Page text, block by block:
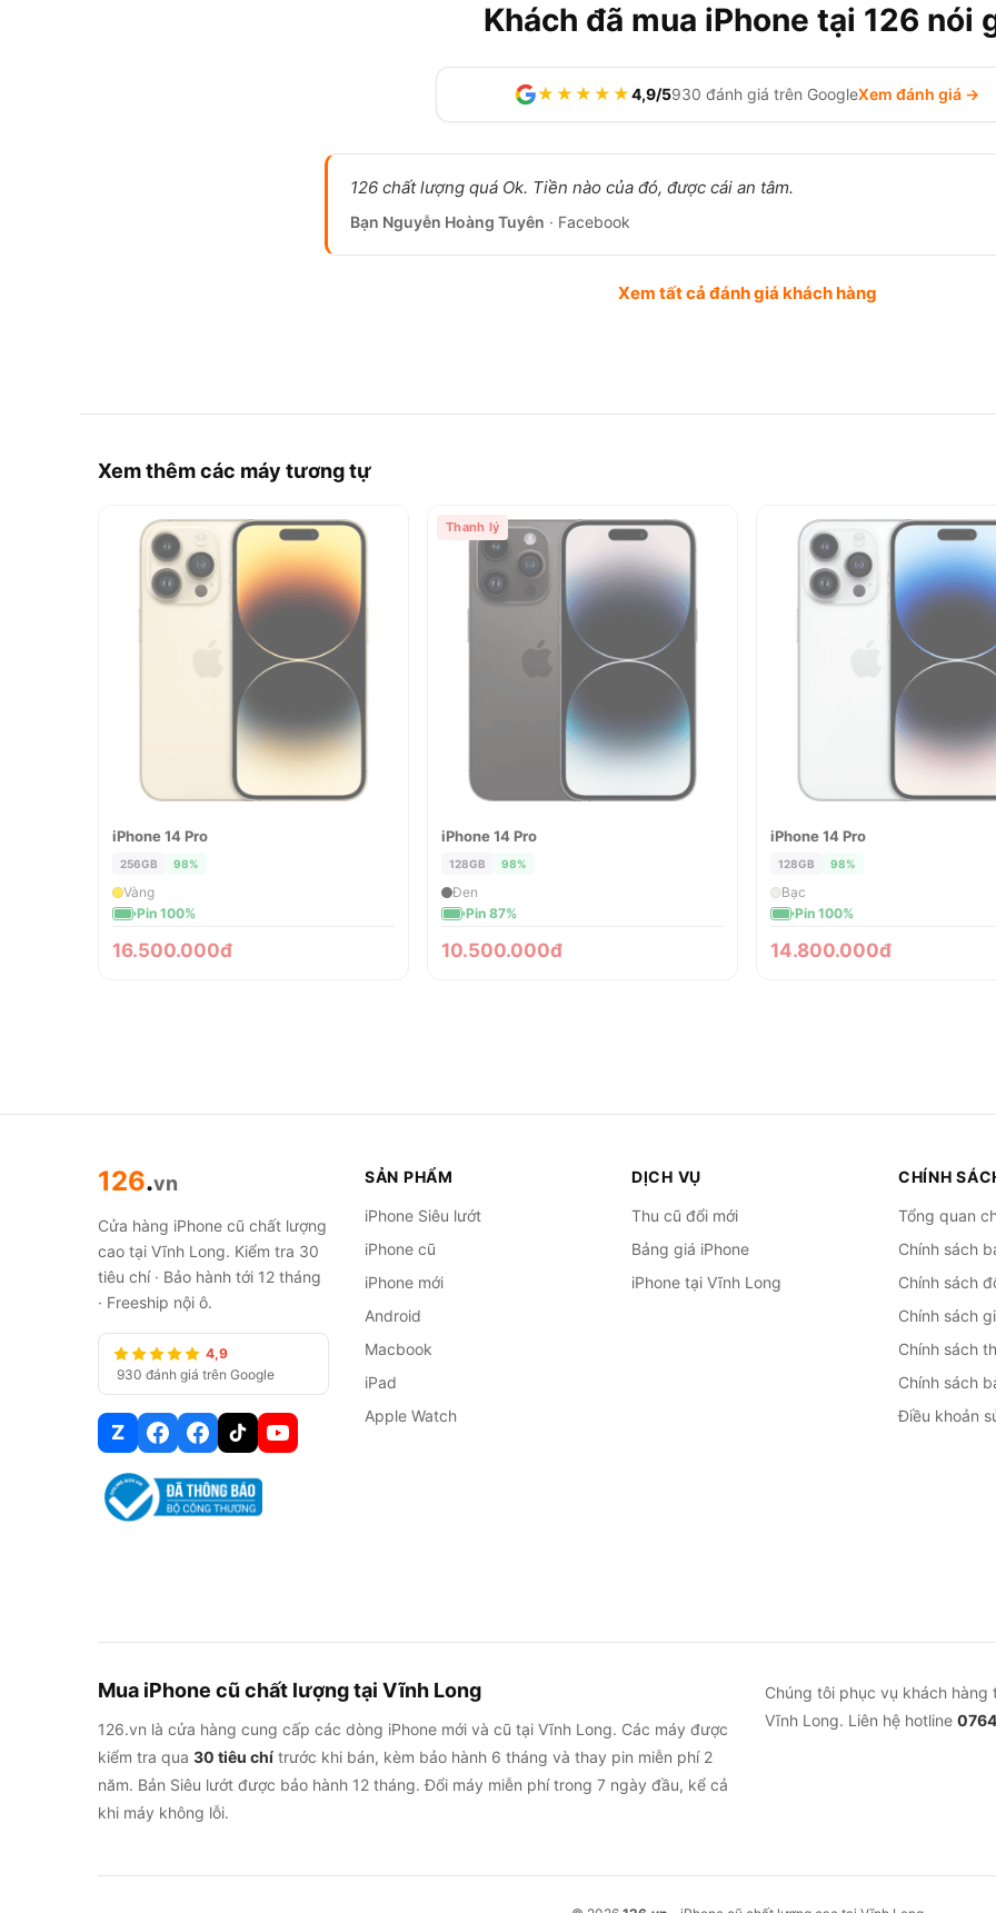
Khách đã mua iPhone tại 126 nói
★★★★★4,9/5930 đánh giá trên GoogleXem đánh giá →
126 chất lượng quá Ok. Tiền nào của đó, được cái an tâm.
Bạn Nguyễn Hoàng Tuyên · Facebook
Xem tất cả đánh giá khách hàng
Xem thêm các máy tương tự
ĐÃ BÁN
iPhone 14 Pro
256GB 98%
Vàng
Pin 100%
16.500.000đ
Thanh lý
ĐÃ BÁN
iPhone 14 Pro
128GB 98%
Đen
Pin 87%
10.500.000đ
ĐÃ BÁN
iPhone 14 Pro
128GB 98%
Bạc
Pin 100%
14.800.000đ
126.vn
Cửa hàng iPhone cũ chất lượng
cao tại Vĩnh Long. Kiểm tra 30
tiêu chí · Bảo hành tới 12 tháng
· Freeship nội ô.
4,9
930 đánh giá trên Google
Z
SẢN PHẨM
iPhone Siêu lướt
iPhone cũ
iPhone mới
Android
Macbook
iPad
Apple Watch
DỊCH VỤ
Thu cũ đổi mới
Bảng giá iPhone
iPhone tại Vĩnh Long
CHÍNH
Tổng quan
Chính sách
Chính sách
Chính sách
Chính sách
Chính sách
Điều khoản
Mua iPhone cũ chất lượng tại Vĩnh Long
126.vn là cửa hàng cung cấp các dòng iPhone mới và cũ tại Vĩnh Long. Các máy được
kiểm tra qua 30 tiêu chí trước khi bán, kèm bảo hành 6 tháng và thay pin miễn phí 2
năm. Bản Siêu lướt được bảo hành 12 tháng. Đổi máy miễn phí trong 7 ngày đầu, kể cả
khi máy không lỗi.
Chúng tôi phục vụ khách hàng
Vĩnh Long. Liên hệ hotline